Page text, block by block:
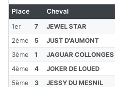
1er 7 JEWEL STAR
2ème
5 JUST D'AUMONT
3ème
1 JAGUAR COLLONGES
4ème
4 JOKER DE LOUED
5ème
3 JESSY DU MESNIL
Place Cheval